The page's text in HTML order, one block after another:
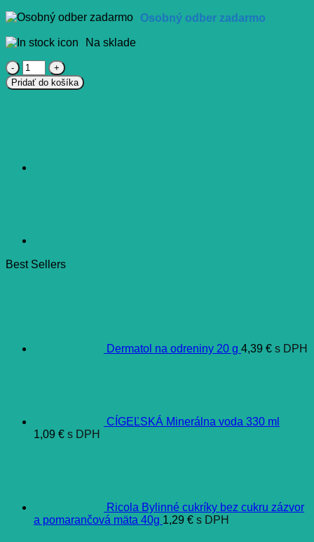
Osobný odber zadarmo
Na sklade
množstvo
Dasseltino
5
Pridať do košíka
Best Sellers
Dermatol na odreniny 20 g 4,39 € s DPH
CÍGEĽSKÁ Minerálna voda 330 ml
1,09 € s DPH
Ricola Bylinné cukríky bez cukru zázvor
a pomarančová mäta 40g 1,29 € s DPH